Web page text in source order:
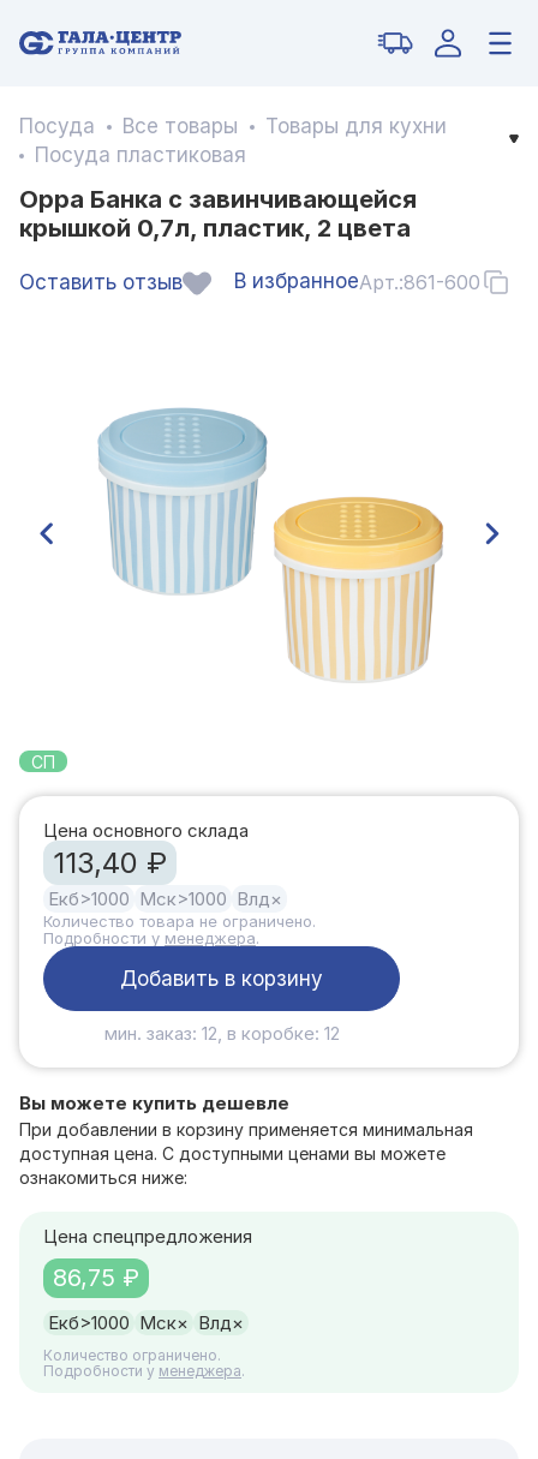
Посуда Все товары
Товары для кухни
Посуда пластиковая
Орра Банка с завинчивающейся
крышкой 0,7л, пластик, 2 цвета
Оставить отзыв В избранноеАрт.:861-600
СП
Цена основного склада
113,40 ₽
Екб>1000 Мск>1000 Влд ×
Количество товара не ограничено.
Подробности у менеджера.
Добавить в корзину
мин. заказ: 12, в коробке: 12
Вы можете купить дешевле
При добавлении в корзину применяется минимальная
доступная цена. С доступными ценами вы можете
ознакомиться ниже:
Цена спецпредложения
Количество ограничено.
Подробности у менеджера.
Екб>1000 Мск× Влд×
86,75 ₽